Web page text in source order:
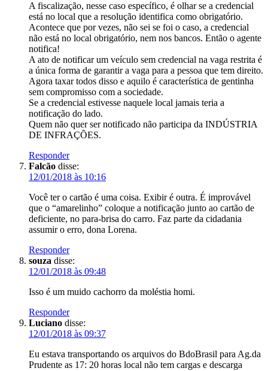
A fiscalização, nesse caso específico, é olhar se a credencial
está no local que a resolução identifica como obrigatório.
Acontece que por vezes, não sei se foi o caso, a credencial
não está no local obrigatório, nem nos bancos. Então o agente
notifica!
A ato de notificar um veículo sem credencial na vaga restrita é
a única forma de garantir a vaga para a pessoa que tem direito.
Agora taxar todos disso e aquilo é característica de gentinha
sem compromisso com a sociedade.
Se a credencial estivesse naquele local jamais teria a
notificação do lado.
Quem não quer ser notificado não participa da INDÚSTRIA
DE INFRAÇÕES.
Responder
Falcão disse:
12/01/2018 às 10:16
Você ter o cartão é uma coisa. Exibir é outra. É improvável
que o “amarelinho” coloque a notificação junto ao cartão de
deficiente, no para-brisa do carro. Faz parte da cidadania
assumir o erro, dona Lorena.
Responder
souza disse:
12/01/2018 às 09:48
Isso é um muido cachorro da moléstia homi.
Responder
Luciano disse:
12/01/2018 às 09:37
Eu estava transportando os arquivos do BdoBrasil para Ag.da
Prudente as 17: 20 horas local não tem cargas e descarga